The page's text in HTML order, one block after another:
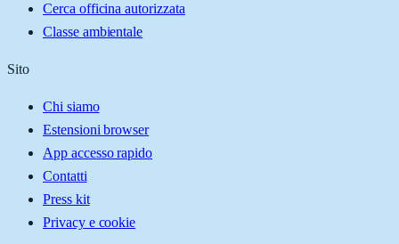
Cerca officina autorizzata
Classe ambientale
Sito
Chi siamo
Estensioni browser
App accesso rapido
Contatti
Press kit
Privacy e cookie